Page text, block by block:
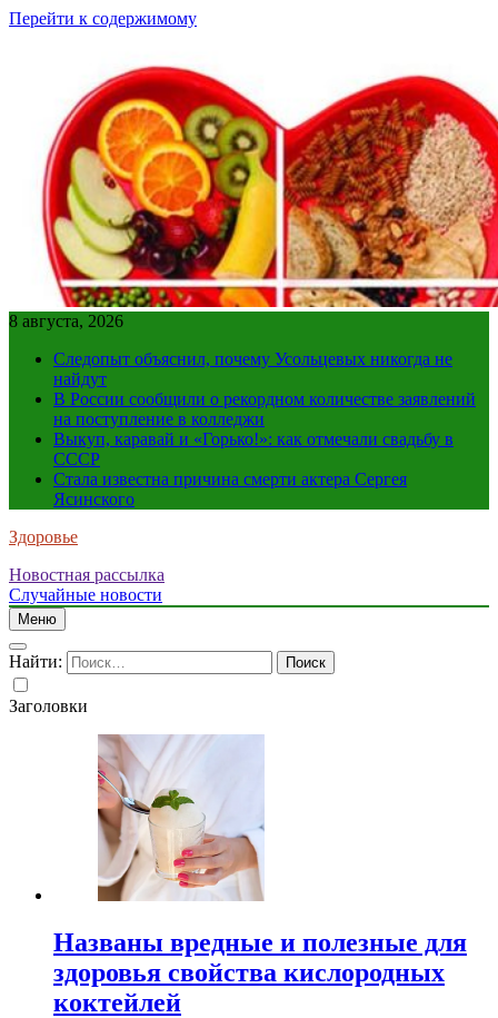
Перейти к содержимому
8 августа, 2026
Следопыт объяснил, почему Усольцевых никогда не
найдут
В России сообщили о рекордном количестве заявлений
на поступление в колледжи
Выкуп, каравай и «Горько!»: как отмечали свадьбу в
СССР
Стала известна причина смерти актера Сергея
Ясинского
Здоровье
Новостная рассылка
Случайные новости
Меню
Найти:
Заголовки
Названы вредные и полезные для
здоровья свойства кислородных
коктейлей